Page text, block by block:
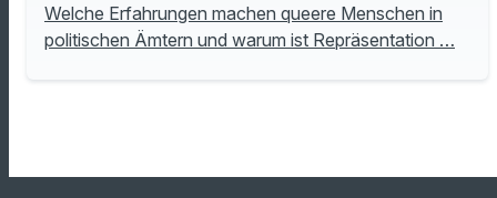
Welche Erfahrungen machen queere Menschen in
politischen Ämtern und warum ist Repräsentation …